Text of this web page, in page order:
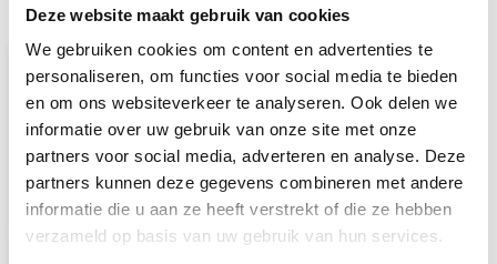
Deze website maakt gebruik van cookies
We gebruiken cookies om content en advertenties te
personaliseren, om functies voor social media te bieden
en om ons websiteverkeer te analyseren. Ook delen we
informatie over uw gebruik van onze site met onze
partners voor social media, adverteren en analyse. Deze
partners kunnen deze gegevens combineren met andere
informatie die u aan ze heeft verstrekt of die ze hebben
verzameld op basis van uw gebruik van hun services.
Veelgestelde vragen over onze
geboorteborden voor in de tuin
Wordt er een paal meegeleverd?
Helaas leveren wij geen paal, stok of
andere bevestigingsmaterialen bij onze
geboorteborden voor in de tuin.
Hoe kan ik mijn geboortebord